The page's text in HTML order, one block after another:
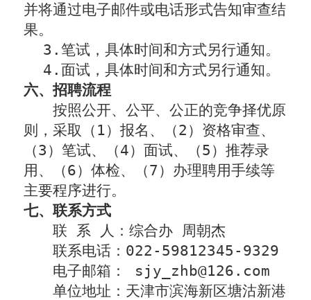
并将通过电子邮件或电话形式告知审查结
果。
3.笔试，具体时间和方式另行通知。
4.面试，具体时间和方式另行通知。
六、招聘流程
按照公开、公平、公正的竞争择优原
则，采取（ 1）报名、（2 ）资格审查、
（3 ）笔试、（4）面试、（5 ）推荐录
用、（6）体检、（7 ）办理聘用手续等
主要程序进行。
七、联系方式
联 系 人：综合办 周朝杰
联系电话： 022-59812345-9329
电子邮箱： sjy_zhb@126.com
单位地址：天津市滨海新区塘沽新港